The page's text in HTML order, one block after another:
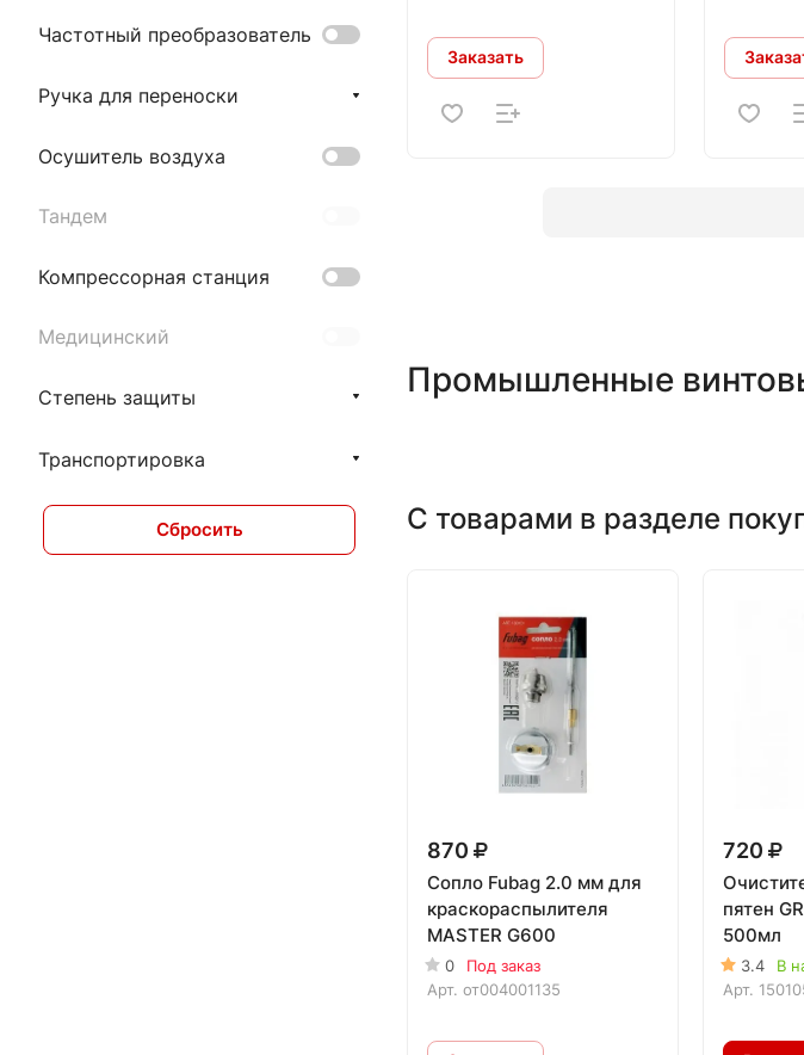
Заказать
Промышленные
С товарами в разделе
870
Сопло Fubag 2.0 мм для
краскораспылителя
MASTER G600
0
Под заказ
Арт. от004001135
720
пятен
500мл
3.4
В
Арт.
Частотный преобразователь
Ручка для переноски
Осушитель воздуха
Тандем
Компрессорная станция
Медицинский
Степень защиты
Транспортировка
Сбросить